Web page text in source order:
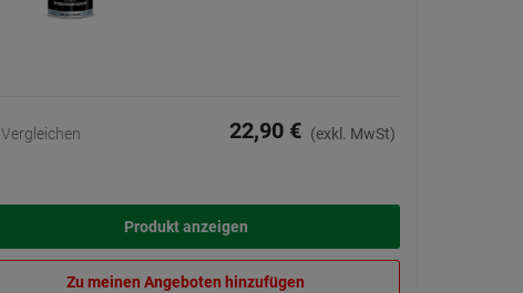
Vergleichen 22,90 € (exkl. MwSt)
Produkt anzeigen
Zu meinen Angeboten hinzufügen